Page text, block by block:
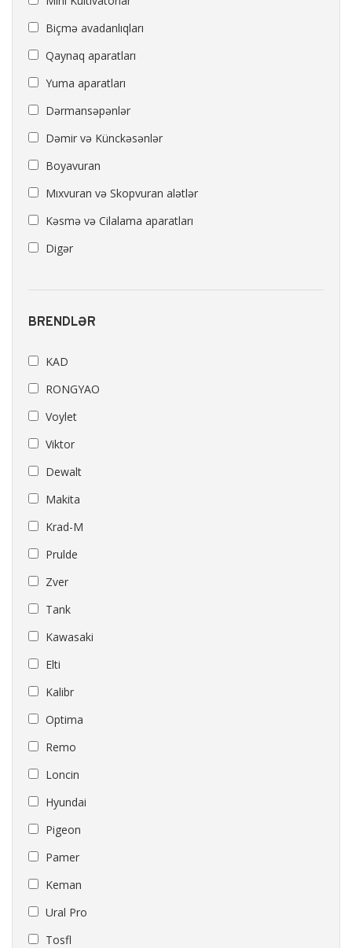
Biçmə avadanlıqları
Qaynaq aparatları
Yuma aparatları
Dərmansəpənlər
Dəmir və Künckəsənlər
Boyavuran
Mıxvuran və Skopvuran alətlər
Kəsmə və Cilalama aparatları
Digər
BRENDLƏR
KAD
RONGYAO
Voylet
Viktor
Dewalt
Makita
Krad-M
Prulde
Zver
Tank
Kawasaki
Elti
Kalibr
Optima
Remo
Loncin
Hyundai
Pigeon
Pamer
Keman
Ural Pro
Tosfl